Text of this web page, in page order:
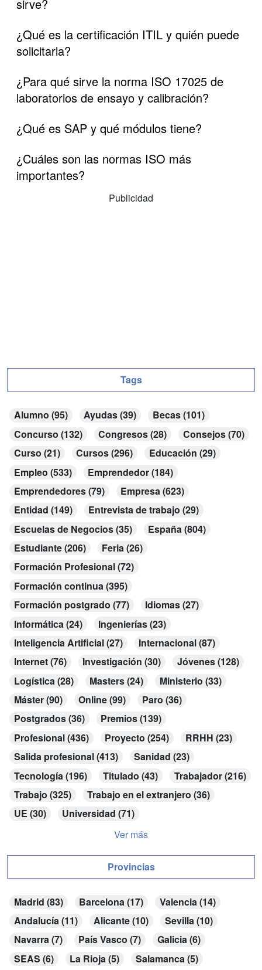
sirve?
¿Qué es la certificación ITIL y quién puede
solicitarla?
¿Para qué sirve la norma ISO 17025 de
laboratorios de ensayo y calibración?
¿Qué es SAP y qué módulos tiene?
¿Cuáles son las normas ISO más
importantes?
Publicidad
Tags
Alumno (95) Ayudas (39)
Becas (101)
Concurso (132)
Congresos (28)
Consejos (70)
Curso (21)
Cursos (296)
Educación (29)
Empleo (533)
Emprendedor (184)
Emprendedores (79)
Empresa (623)
Entidad (149)
Entrevista de trabajo (29)
Escuelas de Negocios (35)
España (804)
Estudiante (206)
Feria (26)
Formación Profesional (72)
Formación continua (395)
Formación postgrado (77)
Idiomas (27)
Informática (24)
Ingenierías (23)
Inteligencia Artificial (27)
Internacional (87)
Internet (76)
Investigación (30)
Jóvenes (128)
Logística (28)
Masters (24)
Ministerio (33)
Máster (90)
Online (99)
Paro (36)
Postgrados (36)
Premios (139)
Profesional (436)
Proyecto (254)
RRHH (23)
Salida profesional (413)
Sanidad (23)
Tecnología (196)
Titulado (43)
Trabajador (216)
Trabajo (325)
Trabajo en el extranjero (36)
UE (30)
Universidad (71)
Ver más
Provincias
Madrid (83) Barcelona (17)
Valencia (14)
Andalucía (11)
Alicante (10)
Sevilla (10)
Navarra (7)
País Vasco (7)
Galicia (6)
SEAS (6)
La Rioja (5)
Salamanca (5)